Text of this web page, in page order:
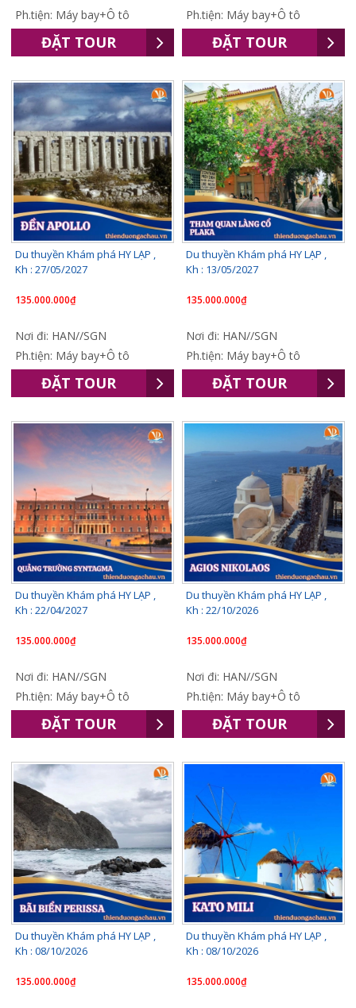
Ph.tiện: Máy bay+Ô tô
ĐẶT TOUR
Ph.tiện: Máy bay+Ô tô
ĐẶT TOUR
Du thuyền Khám phá HY LẠP ,
Kh : 27/05/2027
135.000.000₫
Nơi đi: HAN//SGN
Ph.tiện: Máy bay+Ô tô
ĐẶT TOUR
Du thuyền Khám phá HY LẠP ,
Kh : 13/05/2027
135.000.000₫
Nơi đi: HAN//SGN
Ph.tiện: Máy bay+Ô tô
ĐẶT TOUR
Du thuyền Khám phá HY LẠP ,
Kh : 22/04/2027
135.000.000₫
Nơi đi: HAN//SGN
Ph.tiện: Máy bay+Ô tô
ĐẶT TOUR
Du thuyền Khám phá HY LẠP ,
Kh : 22/10/2026
135.000.000₫
Nơi đi: HAN//SGN
Ph.tiện: Máy bay+Ô tô
ĐẶT TOUR
Du thuyền Khám phá HY LẠP ,
Kh : 08/10/2026
135.000.000₫
Du thuyền Khám phá HY LẠP ,
Kh : 08/10/2026
135.000.000₫